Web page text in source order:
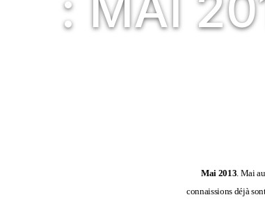
Mai 2013. Mai
connaissions déjà